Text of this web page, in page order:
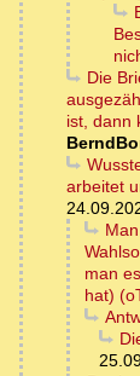
Die
ist, dann
arbeitet
man
hat)